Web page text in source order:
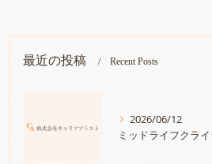
最近の投稿 Recent Posts
2026/06/12